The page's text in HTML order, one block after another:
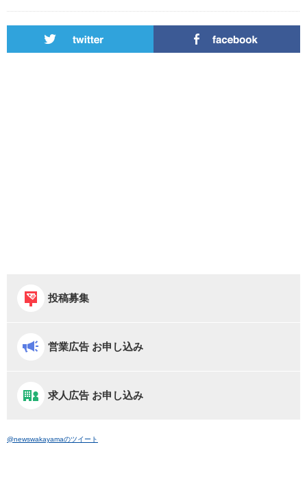
投稿募集
営業広告 お申し込み
求人広告 お申し込み
@newswakayamaのツイート